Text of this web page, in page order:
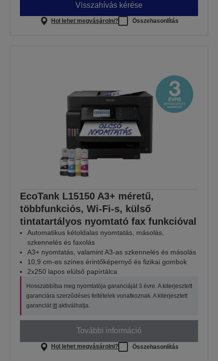
Visszahívás kérése
Hol lehet megvásárolni? Összehasonlítás
EcoTank L15150 A3+ méretű,
többfunkciós, Wi-Fi-s, külső
tintatartályos nyomtató fax funkcióval
Automatikus kétoldalas nyomtatás, másolás,
szkennelés és faxolás
A3+ nyomtatás, valamint A3-as szkennelés és másolás
10,9 cm-es színes érintőképernyő és fizikai gombok
2x250 lapos elülső papírtálca
Hosszabbítsa meg nyomtatója garanciáját 3 évre. A kiterjesztett
garanciára szerződéses feltételek vonatkoznak. A kiterjesztett
garanciát itt aktiválhatja.
További információ
Hol lehet megvásárolni? Összehasonlítás